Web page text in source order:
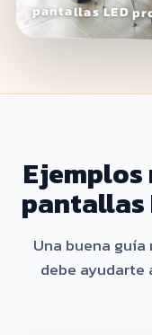
pantallas LED
Ejemplos
pantallas
Una buena
debe ayudarte